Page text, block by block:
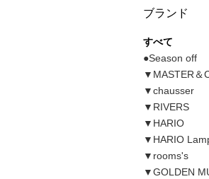
ブランド
すべて
●Season off
▼MASTER＆
▼chausser
▼RIVERS
▼HARIO
▼HARIO
▼rooms's
▼GOLDEN